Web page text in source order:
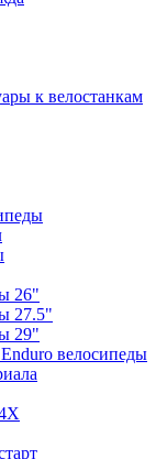
к велостанкам
26"
27.5"
29"
велосипеды